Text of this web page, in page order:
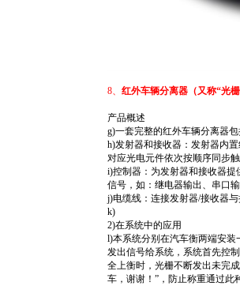
8、 红外车辆分离器（又称“光
产品概述
g)一套完整的红外车辆分离器
h)发射器和接收器：发射器内
对应光电元件依次按顺序同步
i)控制器：为发射器和接收器
信号，如：继电器输出、串口
j)电缆线：连接发射器/接收器
k)
2)在系统中的应用
l)本系统分别在汽车衡两端安
发出信号给系统，系统首先控
全上衡时，光栅不断发出未完
车，谢谢！”，防止称重通过此